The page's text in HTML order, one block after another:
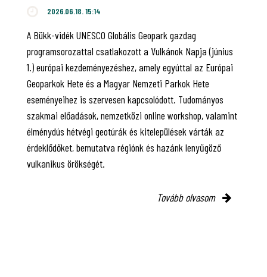
2026.06.18. 15:14
A Bükk-vidék UNESCO Globális Geopark gazdag
programsorozattal csatlakozott a Vulkánok Napja (június
1.) európai kezdeményezéshez, amely egyúttal az Európai
Geoparkok Hete és a Magyar Nemzeti Parkok Hete
eseményeihez is szervesen kapcsolódott. Tudományos
szakmai előadások, nemzetközi online workshop, valamint
élménydús hétvégi geotúrák és kitelepülések várták az
érdeklődőket, bemutatva régiónk és hazánk lenyűgöző
vulkanikus örökségét.
Tovább olvasom